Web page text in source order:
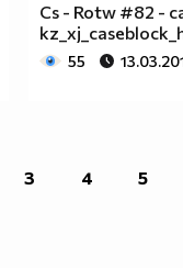
Cs - Rotw #82 -
55
3 4 5